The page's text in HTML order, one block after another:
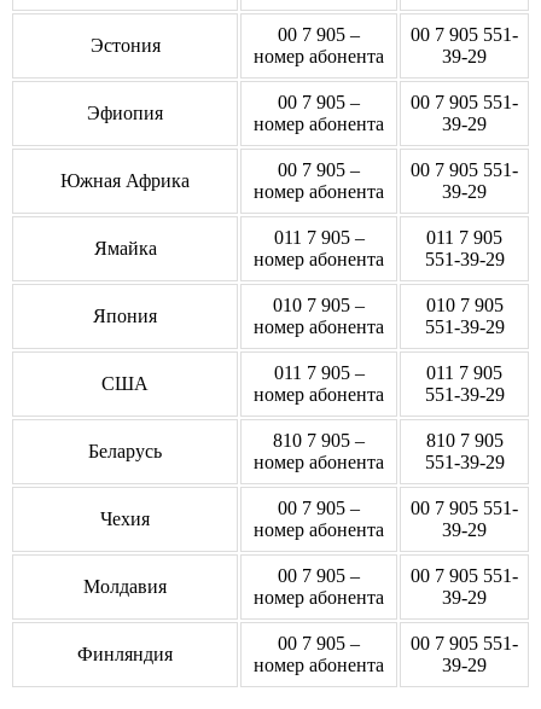
Эстония
00 7 905 –
номер абонента
00 7 905 551-
39-29
Эфиопия
00 7 905 –
номер абонента
00 7 905 551-
39-29
Южная Африка
00 7 905 –
номер абонента
00 7 905 551-
39-29
Ямайка
011 7 905 –
номер абонента
011 7 905
551-39-29
Япония
010 7 905 –
номер абонента
010 7 905
551-39-29
США
011 7 905 –
номер абонента
011 7 905
551-39-29
Беларусь
810 7 905 –
номер абонента
810 7 905
551-39-29
Чехия
00 7 905 –
номер абонента
00 7 905 551-
39-29
Молдавия
00 7 905 –
номер абонента
00 7 905 551-
39-29
Финляндия
00 7 905 –
номер абонента
00 7 905 551-
39-29